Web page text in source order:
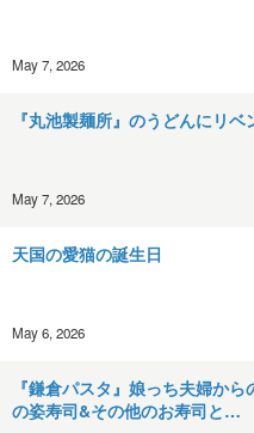
May 7, 2026
『丸池製麺所』のうどんにリベ
May 7, 2026
天国の愛猫の誕生日
May 6, 2026
『鎌倉パスタ』娘っち夫婦か
の姿寿司&その他のお寿司と…